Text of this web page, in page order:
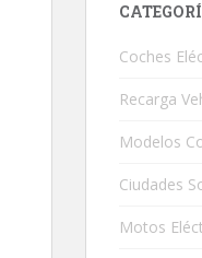
Coches
Recarga
Modelos
Ciudades
Motos